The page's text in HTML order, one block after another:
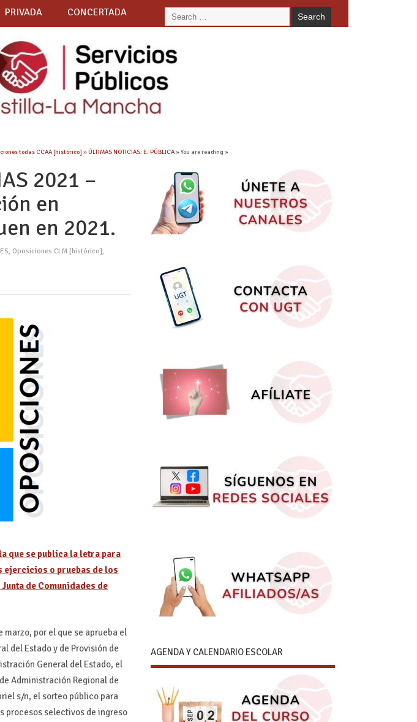
PRIVADA CONCERTADA
todas CCAA [histórico] »ÚLTIMAS NOTICIAS: E. PÚBLICA» You are reading »
2021 –
en
en 2021.
, Oposiciones CLM [histórico],
que se publica la letra para
ejercicios o pruebas de los
de Comunidades de
por el que se aprueba el
del Estado y de Provisión de
General del Estado, el
Administración Regional de
s/n, el sorteo público para
procesos selectivos de ingreso
AGENDA Y CALENDARIO ESCOLAR